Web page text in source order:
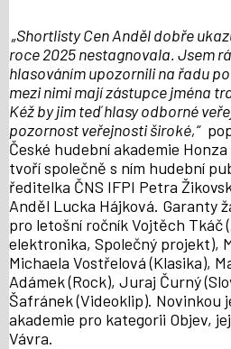
„Shortlisty Cen Anděl dobře
roce 2025 nestagnovala. Jsem
hlasováním upozornili na řadu
mezi nimi mají zástupce jména
Kéž by jim teď hlasy odborné
pozornost veřejnosti široké,“
České hudební akademie
tvoří společně s ním hudební
ředitelka ČNS IFPI Petra
Anděl Lucka Hájková. Garanty
pro letošní ročník Vojtěch Tkáč
elektronika, Společný projekt),
Michaela Vostřelová (Klasika),
Adámek (Rock), Juraj Čurný
Šafránek (Videoklip). Novinkou
akademie pro kategorii Objev,
Vávra.